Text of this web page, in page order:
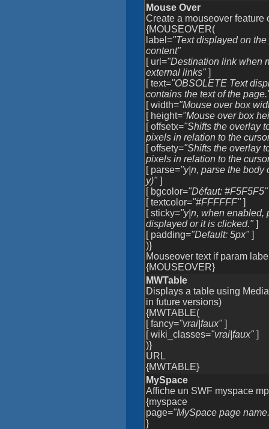
Mouse Over
Create a mouseover feature
{MOUSEOVER(
label="Text displayed on
content"
[ url="Destination link when
external links"]
[ text="OBSOLETE Text
contains the text of the
[ width="Mouse over box
[ height="Mouse over box
[ offsetx="Shifts the overlay
pixels in relation to the
[ offsety="Shifts the overlay
pixels in relation to the
[ parse="y|n, parse the body
y)"]
[ bgcolor="Défaut: #F5F5F5"
[ textcolor="#FFFFFF"]
[ sticky="y|n, when enabled,
displayed or it is clicked."]
[ padding="Default: 5px"]
)}
Mouseover text if param
{MOUSEOVER}
MWTable
Displays a table using
in future versions)
{MWTABLE(
[ fancy="vrai|faux"]
[ wiki_classes="vrai|faux"]
)}
URL
{MWTABLE}
MySpace
Affiche un SWF myspace
{myspace
page="MySpace page
}